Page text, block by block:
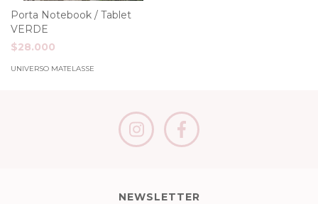
Porta Notebook / Tablet
VERDE
$28.000
UNIVERSO MATELASSE
NEWSLETTER